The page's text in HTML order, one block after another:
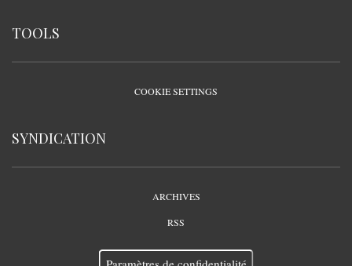
TOOLS
COOKIE SETTINGS
SYNDICATION
ARCHIVES
RSS